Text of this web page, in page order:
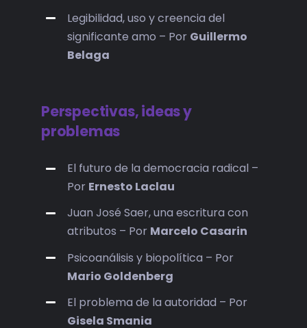
Legibilidad, uso y creencia del
significante amo – Por Guillermo
Belaga
Perspectivas, ideas y
problemas
El futuro de la democracia radical –
Por Ernesto Laclau
Juan José Saer, una escritura con
atributos – Por Marcelo Casarin
Psicoanálisis y biopolítica – Por
Mario Goldenberg
El problema de la autoridad – Por
Gisela Smania